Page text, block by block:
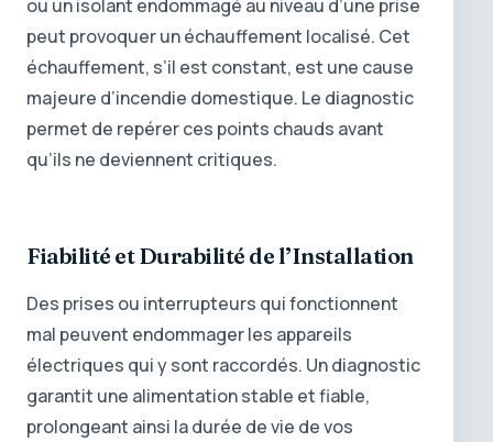
ou un isolant endommagé au niveau d’une prise
peut provoquer un échauffement localisé. Cet
échauffement, s’il est constant, est une cause
majeure d’incendie domestique. Le diagnostic
permet de repérer ces points chauds avant
qu’ils ne deviennent critiques.
Fiabilité et Durabilité de l’Installation
Des prises ou interrupteurs qui fonctionnent
mal peuvent endommager les appareils
électriques qui y sont raccordés. Un diagnostic
garantit une alimentation stable et fiable,
prolongeant ainsi la durée de vie de vos